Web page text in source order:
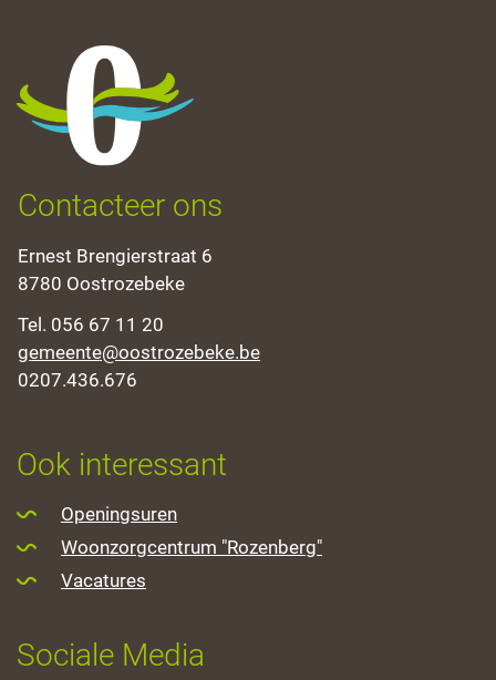
Oostrozebeke
Contacteer ons
Adres
Ernest Brengierstraat 6
,8780 Oostrozebeke
Tel. 056 67 11 20
E-
mail
gemeente@oostrozebeke.be
Ondernemingsnummer
0207.436.676
Ook interessant
Openingsuren
Woonzorgcentrum "Rozenberg"
Vacatures
Sociale Media